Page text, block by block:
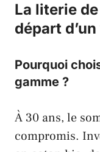
La literie
départ
Pourquoi
gamme ?
À 30 ans, le
compromis.